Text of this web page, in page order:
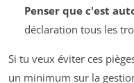
Penser que c'est
déclaration tous les
Si tu veux éviter ces
un minimum sur la